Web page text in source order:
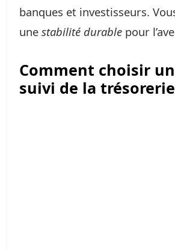
banques et investisseurs.
une stabilité durable pour
Comment choisir
suivi de la